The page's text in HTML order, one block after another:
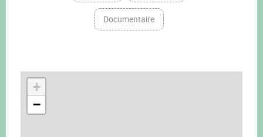
Documentaire
+
−